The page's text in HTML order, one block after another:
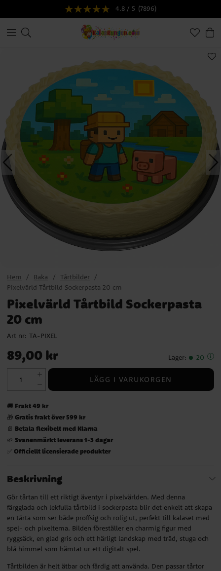
4.8 / 5 (7896)
Hem Baka
Tårtbilder
Pixelvärld Tårtbild Sockerpasta 20 cm
Pixelvärld Tårtbild Sockerpasta
20 cm
Art nr: TA-PIXEL
Pris: 89,00 kr
89,00 kr Lager: 20
LÄGG I VARUKORGEN
🚚 Frakt 49 kr
🎁 Gratis frakt över 599 kr
📄 Betala flexibelt med Klarna
🌱 Svanenmärkt leverans 1-3 dagar
✅ Officiellt licensierade produkter
Beskrivning
Gör tårtan till ett riktigt äventyr i pixelvärlden. Med denna
färgglada och lekfulla tårtbild i sockerpasta blir det enkelt att skapa
en tårta som ser både proffsig och rolig ut, perfekt till kalaset med
spel- och pixeltema. Bilden föreställer en charmig figur med
ryggsäck, en glad gris och ett härligt landskap med träd, stuga och
blå himmel som hämtat ur ett digitalt spel.
Tårtbilden är helt ätbar och färdig att använda. Den passar tårtor